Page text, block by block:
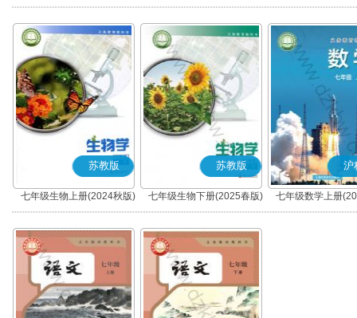
秋版)(部编版)
春版)(部编版)
苏教版
七年级生物上册(2024秋版)
苏教版
七年级生物下册(2025春版)
沪
七年级数学上册